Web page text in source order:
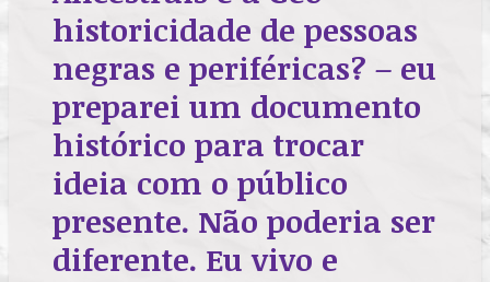
historicidade de pessoas
negras e periféricas? – eu
preparei um documento
histórico para trocar
ideia com o público
presente. Não poderia ser
diferente. Eu vivo e